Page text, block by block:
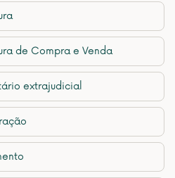
de Compra e Venda
extrajudicial